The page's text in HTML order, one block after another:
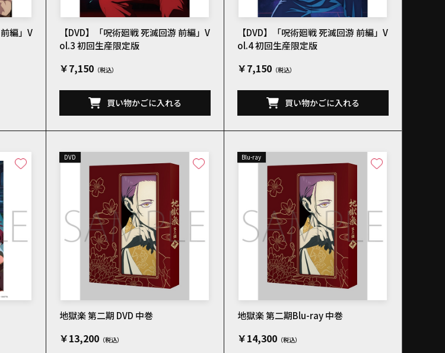
編」V
【DVD】「呪術廻戦 死滅回游 前編」V
ol.3 初回生産限定版
￥7,150
買い物かごに入れる
【DVD】「呪術廻戦 死滅回游 前編」V
ol.4 初回生産限定版
￥7,150
買い物かごに入れる
DVD
地獄楽 第二期 DVD 中巻
￥13,200
Blu-ray
地獄楽 第二期Blu-ray 中巻
￥14,300